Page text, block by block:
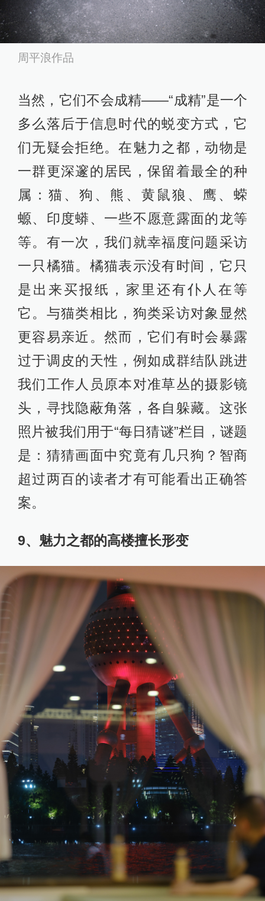
周平浪作品
当然，它们不会成精——“成精”是一个
多么落后于信息时代的蜕变方式，它
们无疑会拒绝。在魅力之都，动物是
一群更深邃的居民，保留着最全的种
属：猫、狗、熊、黄鼠狼、鹰、蝾
螈、印度蟒、一些不愿意露面的龙等
等。有一次，我们就幸福度问题采访
一只橘猫。橘猫表示没有时间，它只
是出来买报纸，家里还有仆人在等
它。与猫类相比，狗类采访对象显然
更容易亲近。然而，它们有时会暴露
过于调皮的天性，例如成群结队跳进
我们工作人员原本对准草丛的摄影镜
头，寻找隐蔽角落，各自躲藏。这张
照片被我们用于“每日猜谜”栏目，谜题
是：猜猜画面中究竟有几只狗？智商
超过两百的读者才有可能看出正确答
案。
9、魅力之都的高楼擅长形变